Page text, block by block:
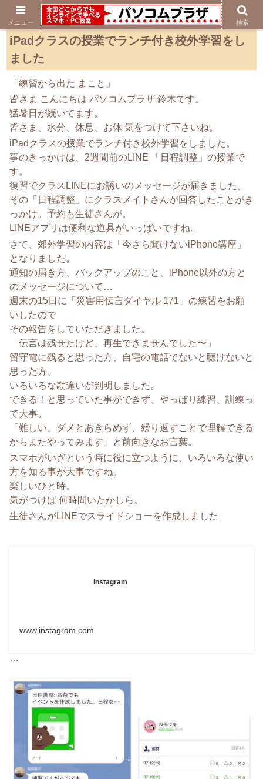
iPadクラスの授業でランチ付き校外学習をし
ました
「練習から出た まこと」
皆さま こんにちは パソコムプラザ 鈴木です。
猛暑日が続いてます。
皆さま、水分、休息、お体 気をつけて下さいね。
iPadクラスの授業でランチ付き校外学習をしました。
事のきっかけは、2週間前のLINE 「日程調整」の授業で
す。
復習でクラスLINEにお誘いのメッセージが届きました。
その「日程調整」にクラスメイトさんが回答したことがき
っかけ。予約も生徒さんが。
LINEアプリは便利な道具がいっぱいですね。
さて、郊外学習の内容は「今さら聞けないiPhone講座」
となりました。
通知の届き方、バックアップのこと、iPhone以外の方と
のメッセージについて…
週末の15日に「災害用伝言ダイヤル 171」の練習をお願
いしたので
その報告をしていただきました。
「伝言は残せたけど、再生できませんでした〜」
留守電に残ると思った方、自宅の電話でないと聴けないと
思った方、
いろいろな勘違いが判明しました。
できる！と思っていた事ができず、やっぱり練習、訓練っ
て大事。
「難しい、ダメとあきらめず、繰り返すことで理解できる
からまたやってみます」と前向きなお言葉。
スマホがいざという時に役に立つように、いろいろな使い
方を知る事が大事ですね。
楽しいひと時。
気がつけば 何時間いたかしら。
生徒さんがLINEでスライドショーを作成しました
Instagram
www.instagram.com
…
メニュー 検索